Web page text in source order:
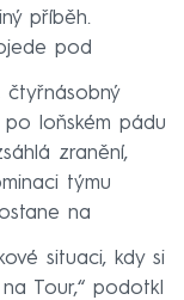
příběh.
pod
čtyřnásobný
loňském pádu
zranění,
týmu
na
situaci, kdy si
Tour,“ podotkl